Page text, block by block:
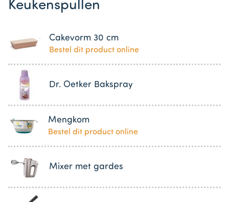
Keukenspullen
Cakevorm 30 cm
Bestel dit product online
Dr. Oetker Bakspray
Mengkom
Bestel dit product online
Mixer met gardes